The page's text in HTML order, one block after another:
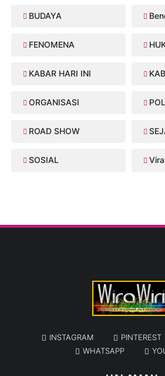
BUDAYA
FENOMENA
KABAR HARI INI
ORGANISASI
ROAD SHOW
SOSIAL
INSTAGRAM PINTEREST
WHATSAPP